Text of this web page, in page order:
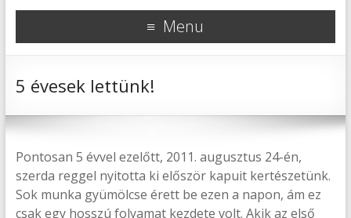
Menu
5 évesek lettünk!
Pontosan 5 évvel ezelőtt, 2011. augusztus 24-én,
szerda reggel nyitotta ki először kapuit kertészetünk.
Sok munka gyümölcse érett be ezen a napon, ám ez
csak egy hosszú folyamat kezdete volt. Akik az első